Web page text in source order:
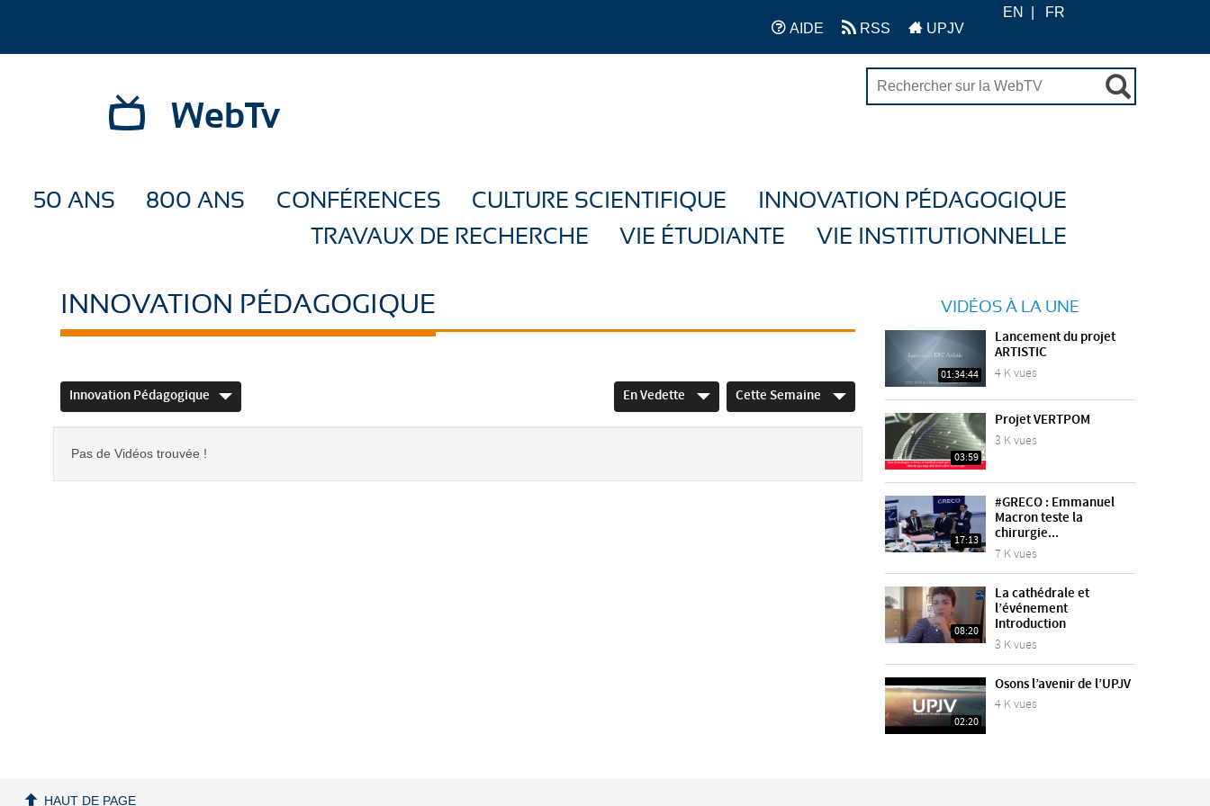
AIDE RSS UPJV
EN FR
WebTv
50 ANS 800 ANS CONFÉRENCES CULTURE SCIENTIFIQUE
INNOVATION PÉDAGOGIQUE
TRAVAUX DE RECHERCHE
VIE ÉTUDIANTE VIE INSTITUTIONNELLE
INNOVATION PÉDAGOGIQUE
Innovation Pédagogique En Vedette Cette Semaine
Pas de Vidéos trouvée !
VIDÉOS À LA UNE
01:34:44
Lancement du projet
ARTISTIC
4 K vues
03:59
Projet VERTPOM
3 K vues
17:13
#GRECO : Emmanuel
Macron teste la
chirurgie...
7 K vues
08:20
La cathédrale et
l’événement
Introduction
3 K vues
02:20
Osons l’avenir de l’UPJV
4 K vues
HAUT DE PAGE